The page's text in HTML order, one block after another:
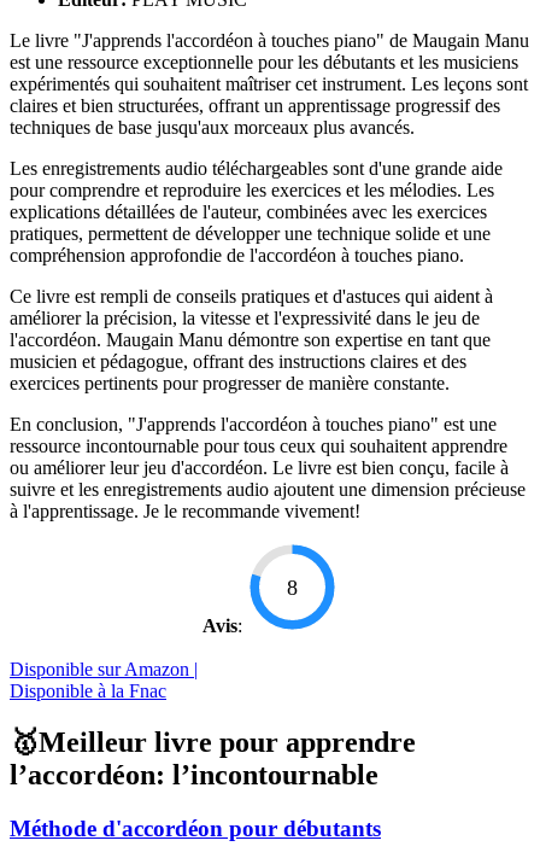
Le livre "J'apprends l'accordéon à touches piano" de Maugain Manu
est une ressource exceptionnelle pour les débutants et les musiciens
expérimentés qui souhaitent maîtriser cet instrument. Les leçons sont
claires et bien structurées, offrant un apprentissage progressif des
techniques de base jusqu'aux morceaux plus avancés.
Les enregistrements audio téléchargeables sont d'une grande aide
pour comprendre et reproduire les exercices et les mélodies. Les
explications détaillées de l'auteur, combinées avec les exercices
pratiques, permettent de développer une technique solide et une
compréhension approfondie de l'accordéon à touches piano.
Ce livre est rempli de conseils pratiques et d'astuces qui aident à
améliorer la précision, la vitesse et l'expressivité dans le jeu de
l'accordéon. Maugain Manu démontre son expertise en tant que
musicien et pédagogue, offrant des instructions claires et des
exercices pertinents pour progresser de manière constante.
En conclusion, "J'apprends l'accordéon à touches piano" est une
ressource incontournable pour tous ceux qui souhaitent apprendre
ou améliorer leur jeu d'accordéon. Le livre est bien conçu, facile à
suivre et les enregistrements audio ajoutent une dimension précieuse
à l'apprentissage. Je le recommande vivement!
Avis:
8
Disponible sur Amazon |
Disponible à la Fnac
🥇Meilleur livre pour apprendre
l’accordéon: l’incontournable
Méthode d'accordéon pour débutants